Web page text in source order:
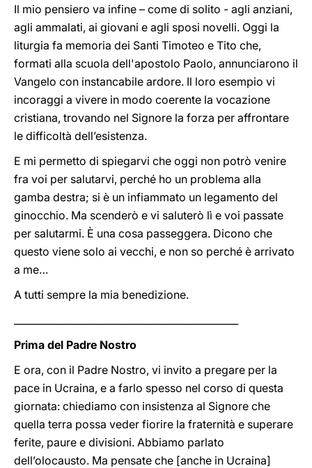
Il mio pensiero va infine – come di solito - agli anziani,
agli ammalati, ai giovani e agli sposi novelli. Oggi la
liturgia fa memoria dei Santi Timoteo e Tito che,
formati alla scuola dell'apostolo Paolo, annunciarono il
Vangelo con instancabile ardore. Il loro esempio vi
incoraggi a vivere in modo coerente la vocazione
cristiana, trovando nel Signore la forza per affrontare
le difficoltà dell’esistenza.
E mi permetto di spiegarvi che oggi non potrò venire
fra voi per salutarvi, perché ho un problema alla
gamba destra; si è un infiammato un legamento del
ginocchio. Ma scenderò e vi saluterò lì e voi passate
per salutarmi. È una cosa passeggera. Dicono che
questo viene solo ai vecchi, e non so perché è arrivato
a me…
A tutti sempre la mia benedizione.
Prima del Padre Nostro
E ora, con il Padre Nostro, vi invito a pregare per la
pace in Ucraina, e a farlo spesso nel corso di questa
giornata: chiediamo con insistenza al Signore che
quella terra possa veder fiorire la fraternità e superare
ferite, paure e divisioni. Abbiamo parlato
dell’olocausto. Ma pensate che [anche in Ucraina]